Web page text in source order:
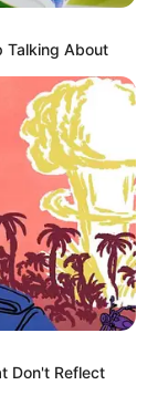
CƏMİYYƏT
0 0
Talking About
Don't Reflect